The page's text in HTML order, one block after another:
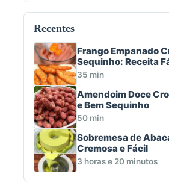
Recentes
Frango Empanado
Sequinho: Receita
35 min
Amendoim Doce
e Bem Sequinho
50 min
Sobremesa de
Cremosa e Fácil
3 horas e 20 minutos